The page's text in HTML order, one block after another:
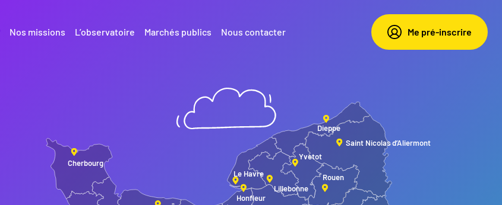
Me pré-inscrire
Nos missions L’observatoire Marchés publics Nous contacter
Cherbourg
Rouen
Saint Nicolas d’Aliermont
Dieppe
Lillebonne
Le Havre
Honfleur
Yvetot